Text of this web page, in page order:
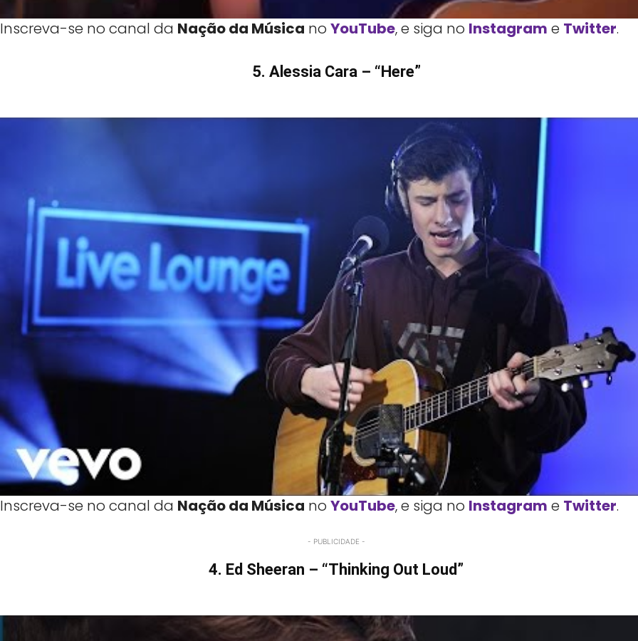
Inscreva-se no canal da Nação da Música no YouTube, e siga no Instagram e Twitter.
5. Alessia Cara – “Here”
Inscreva-se no canal da Nação da Música no YouTube, e siga no Instagram e Twitter.
- PUBLICIDADE -
4. Ed Sheeran – “Thinking Out Loud”